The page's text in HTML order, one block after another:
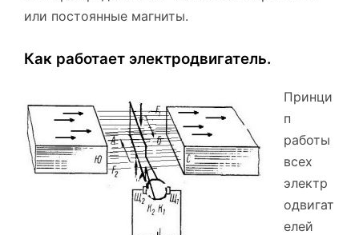
или постоянные магниты.
Как работает электродвигатель.
Принци
п
работы
всех
электр
одвигат
елей